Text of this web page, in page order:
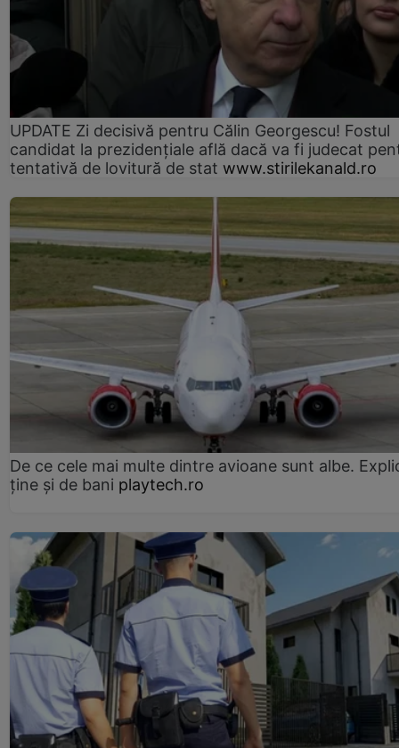
UPDATE Zi decisivă pentru Călin Georgescu! Fostul
candidat la prezidențiale află dacă va fi judecat
tentativă de lovitură de stat www.stirilekanald.ro
De ce cele mai multe dintre avioane sunt albe.
ține și de bani playtech.ro